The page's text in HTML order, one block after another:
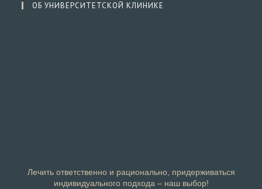
ОБ УНИВЕРСИТЕТСКОЙ КЛИНИКЕ
Лечить ответственно и рационально, придерживаться
индивидуального подхода – наш выбор!